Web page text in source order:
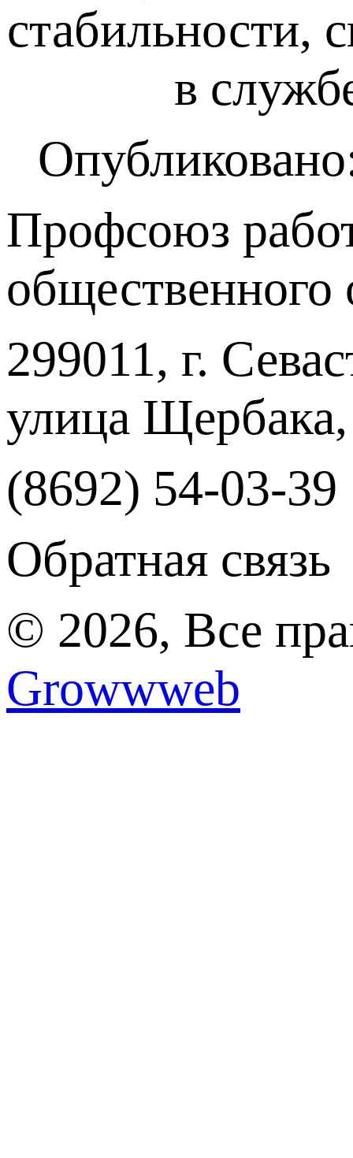
стабильности,
в
Профсоюз
299011, г.
улица
(8692) 54-03-39
Обратная связь
© 2026, Все
Growwweb